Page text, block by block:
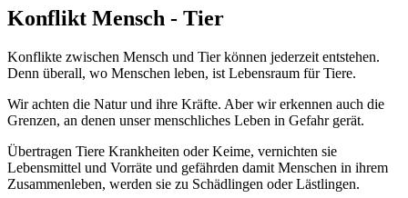
Konflikt Mensch - Tier
Konflikte zwischen Mensch und Tier können jederzeit entstehen.
Denn überall, wo Menschen leben, ist Lebensraum für Tiere.
Wir achten die Natur und ihre Kräfte. Aber wir erkennen auch die
Grenzen, an denen unser menschliches Leben in Gefahr gerät.
Übertragen Tiere Krankheiten oder Keime, vernichten sie
Lebensmittel und Vorräte und gefährden damit Menschen in ihrem
Zusammenleben, werden sie zu Schädlingen oder Lästlingen.